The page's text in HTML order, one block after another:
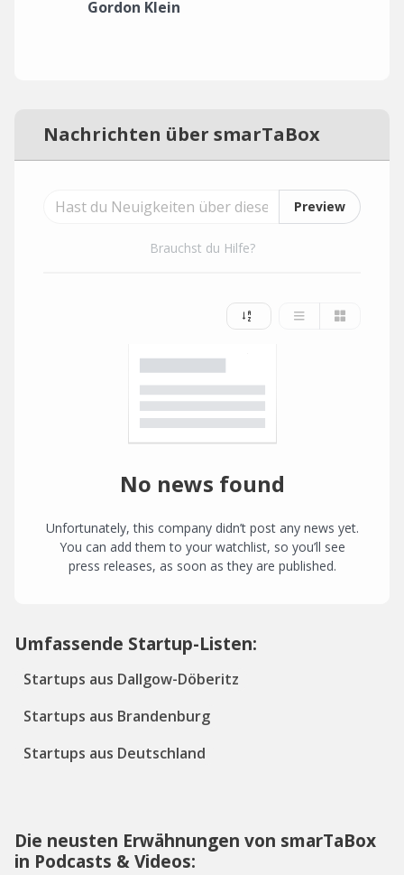
Gordon Klein
Nachrichten über smarTaBox
Preview
Brauchst du Hilfe?
No news found
Unfortunately, this company didn’t post any news yet.
You can add them to your watchlist, so you’ll see
press releases, as soon as they are published.
Umfassende Startup-Listen:
Startups aus Dallgow-Döberitz
Startups aus Brandenburg
Startups aus Deutschland
Die neusten Erwähnungen von smarTaBox
in Podcasts & Videos: